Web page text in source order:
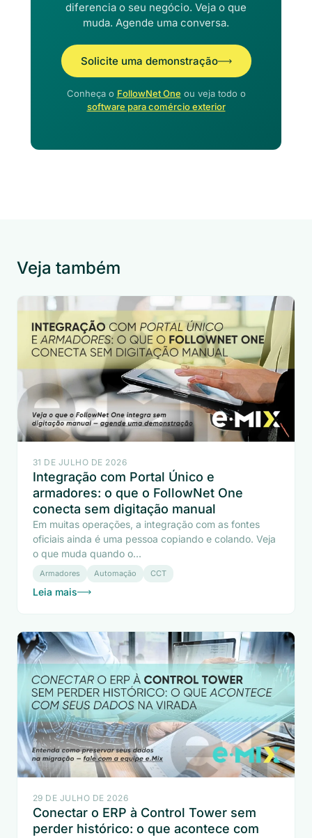
diferencia o seu negócio. Veja o que
muda. Agende uma conversa.
Solicite uma demonstração
Conheça o FollowNet One ou veja todo o
software para comércio exterior
Veja também
31 DE JULHO DE 2026
Integração com Portal Único e
armadores: o que o FollowNet One
conecta sem digitação manual
Em muitas operações, a integração com as fontes
oficiais ainda é uma pessoa copiando e colando. Veja
o que muda quando o...
Armadores Automação CCT
Leia mais
29 DE JULHO DE 2026
Conectar o ERP à Control Tower sem
perder histórico: o que acontece com